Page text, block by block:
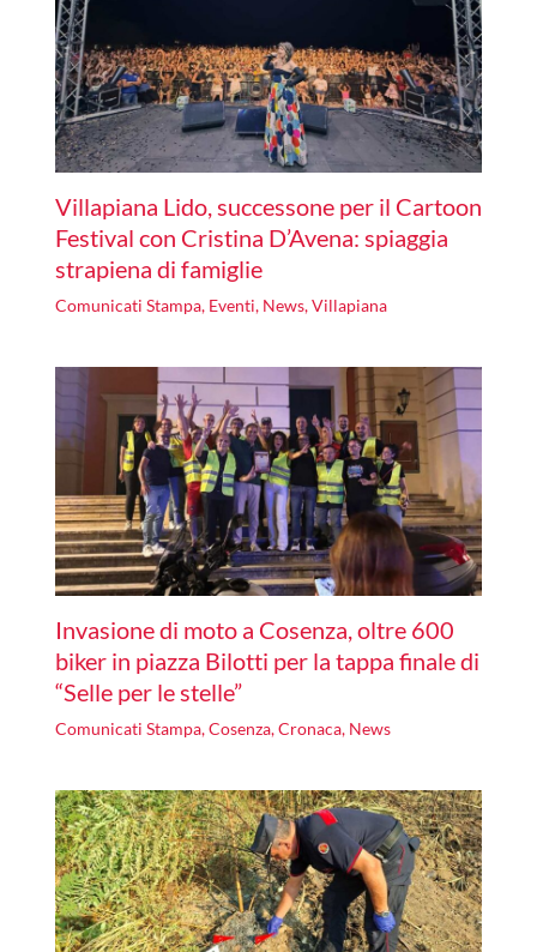
Villapiana Lido, successone per il Cartoon
Festival con Cristina D’Avena: spiaggia
strapiena di famiglie
Comunicati Stampa, Eventi, News,Villapiana
Invasione di moto a Cosenza, oltre 600
biker in piazza Bilotti per la tappa finale di
“Selle per le stelle”
Comunicati Stampa,Cosenza,Cronaca, News